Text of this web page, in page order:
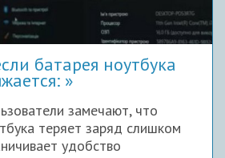
батарея ноутбука
замечают, что
теряет заряд слишком
удобство